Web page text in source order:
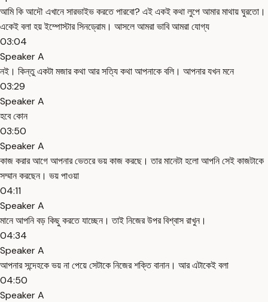
আমি কি আদৌ এখানে সারভাইভ করতে পারবো? এই একই কথা লুপে আমার মাথায় ঘুরতো।
একেই বলা হয় ইম্পোস্টার সিনড্রোম। আসলে আমরা ভাবি আমরা যোগ্য
03:04
Speaker A
নই। কিন্তু একটা মজার কথা আর সত্যি কথা আপনাকে বলি। আপনার যখন মনে
03:29
Speaker A
হবে কোন
03:50
Speaker A
কাজ করার আগে আপনার ভেতরে ভয় কাজ করছে। তার মানেটা হলো আপনি সেই কাজটাকে
সম্মান করছেন। ভয় পাওয়া
04:11
Speaker A
মানে আপনি বড় কিছু করতে যাচ্ছেন। তাই নিজের উপর বিশ্বাস রাখুন।
04:34
Speaker A
আপনার সন্দেহকে ভয় না পেয়ে সেটাকে নিজের শক্তি বানান। আর এটাকেই বলা
04:50
Speaker A